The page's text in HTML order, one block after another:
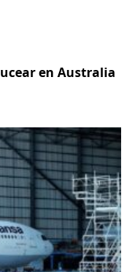
en Australia